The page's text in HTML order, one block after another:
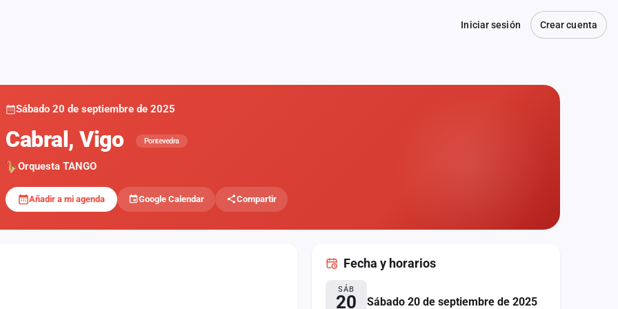
Iniciar sesión Crear cuenta
Sábado 20 de septiembre de 2025
Cabral, Vigo Pontevedra
Orquesta TANGO
Añadir a mi agenda Google Calendar Compartir
Fecha y horarios
SÁB
20 Sábado 20 de septiembre de 2025